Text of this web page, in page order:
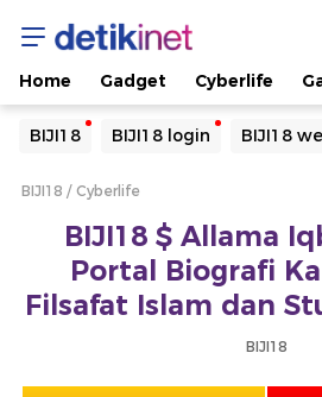
Home Gadget Cyberlife
BIJI18 BIJI18 login BIJI18
Yang sedang ramai dicari
Loading...
Loading...
BIJI18 Cyberlife
BIJI18 $ Allama
Portal Biografi
Filsafat Islam dan
BIJI18